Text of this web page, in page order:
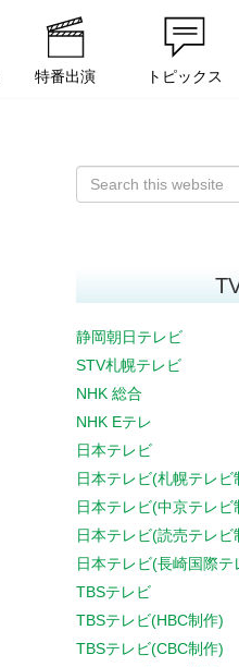
特番出演 トピックス
静岡朝日テレビ
STV札幌テレビ
NHK 総合
NHK Eテレ
日本テレビ
日本テレビ(札幌テレビ
日本テレビ(中京テレビ
日本テレビ(読売テレビ
日本テレビ(長崎国際テ
TBSテレビ
TBSテレビ(HBC制作)
TBSテレビ(CBC制作)